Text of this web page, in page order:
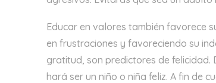
Educar en valores también favorece
en frustraciones y favoreciendo su
gratitud, son predictores de felicidad.
hará ser un niño o niña feliz. A fin de